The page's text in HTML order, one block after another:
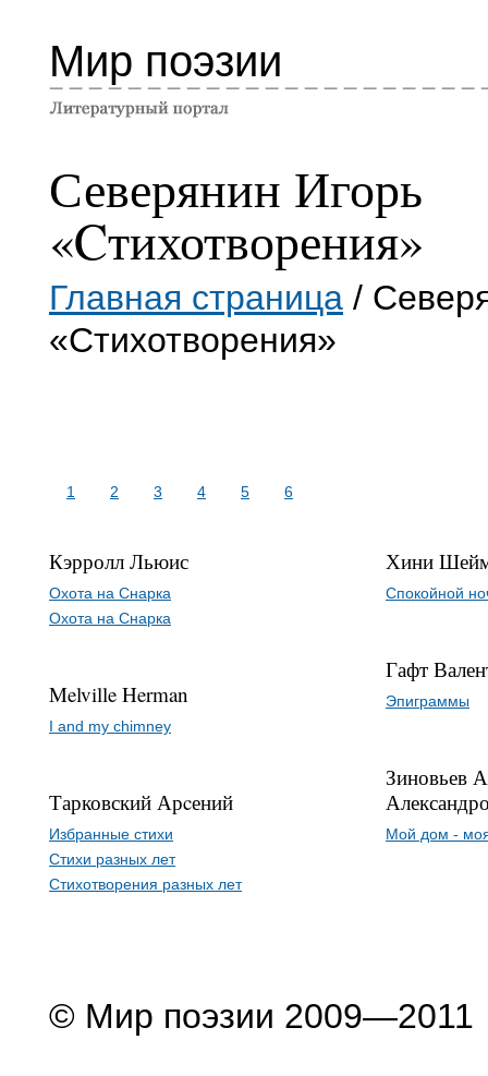
Мир поэзии
Северянин Игорь
«Cтихотворения»
Главная страница /
«Cтихотворения»
1 2 3 4 5 6
Кэрролл Льюис
Охота на Снарка
Охота на Снарка
Melville Herman
I and my chimney
Тарковский Арcений
Избранные стихи
Стихи разных лет
Стихотворения разных лет
Хини
Спокойной
Гафт
Эпиграммы
Зиновьев
Мой дом -
© Мир поэзии 2009—2011